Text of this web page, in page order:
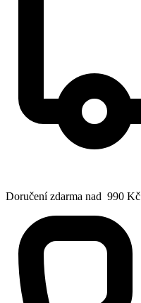
Doručení zdarma nad 990 Kč